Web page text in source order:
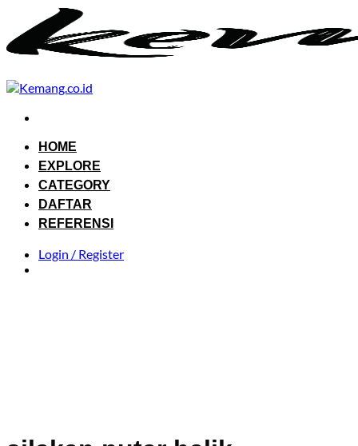
content
HOME
EXPLORE
CATEGORY
DAFTAR
REFERENSI
Login / Register